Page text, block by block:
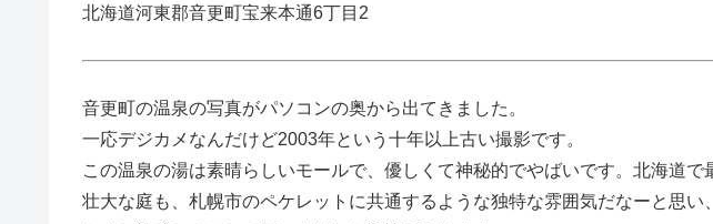
北海道河東郡音更町宝来本通6丁目2
音更町の温泉の写真がパソコンの奥から出てきました。
一応デジカメなんだけど2003年という十年以上古い撮影です。
この温泉の湯は素晴らしいモールで、優しくて神秘的でやばいです。北海道で
壮大な庭も、札幌市のペケレットに共通するような独特な雰囲気だなーと思い